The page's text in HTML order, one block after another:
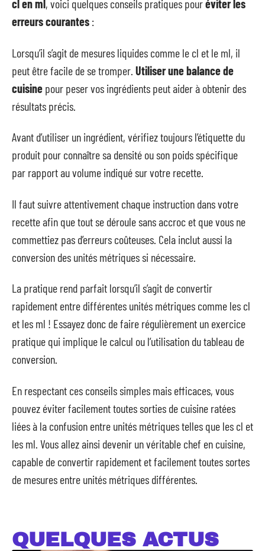
cl en ml, voici quelques conseils pratiques pouréviter les
erreurs courantes :
Lorsqu’il s’agit de mesures liquides comme le cl et le ml, il
peut être facile de se tromper. Utiliser une balance de
cuisine pour peser vos ingrédients peut aider à obtenir des
résultats précis.
Avant d’utiliser un ingrédient, vérifiez toujours l’étiquette du
produit pour connaître sa densité ou son poids spécifique
par rapport au volume indiqué sur votre recette.
Il faut suivre attentivement chaque instruction dans votre
recette afin que tout se déroule sans accroc et que vous ne
commettiez pas d’erreurs coûteuses. Cela inclut aussi la
conversion des unités métriques si nécessaire.
La pratique rend parfait lorsqu’il s’agit de convertir
rapidement entre différentes unités métriques comme les cl
et les ml ! Essayez donc de faire régulièrement un exercice
pratique qui implique le calcul ou l’utilisation du tableau de
conversion.
En respectant ces conseils simples mais efficaces, vous
pouvez éviter facilement toutes sorties de cuisine ratées
liées à la confusion entre unités métriques telles que les cl et
les ml. Vous allez ainsi devenir un véritable chef en cuisine,
capable de convertir rapidement et facilement toutes sortes
de mesures entre unités métriques différentes.
QUELQUES ACTUS